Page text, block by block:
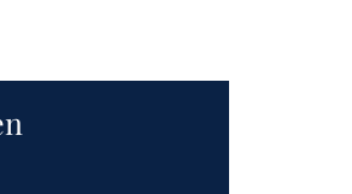
perfekt für
und absolut service-